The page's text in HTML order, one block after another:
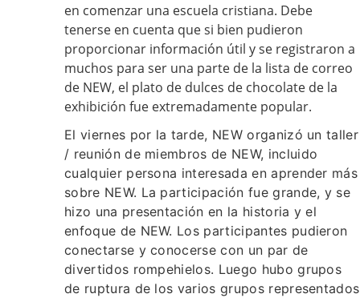
en comenzar una escuela cristiana. Debe
tenerse en cuenta que si bien pudieron
proporcionar información útil y se registraron a
muchos para ser una parte de la lista de correo
de NEW, el plato de dulces de chocolate de la
exhibición fue extremadamente popular.
El viernes por la tarde, NEW organizó un taller
/ reunión de miembros de NEW, incluido
cualquier persona interesada en aprender más
sobre NEW. La participación fue grande, y se
hizo una presentación en la historia y el
enfoque de NEW. Los participantes pudieron
conectarse y conocerse con un par de
divertidos rompehielos. Luego hubo grupos
de ruptura de los varios grupos representados